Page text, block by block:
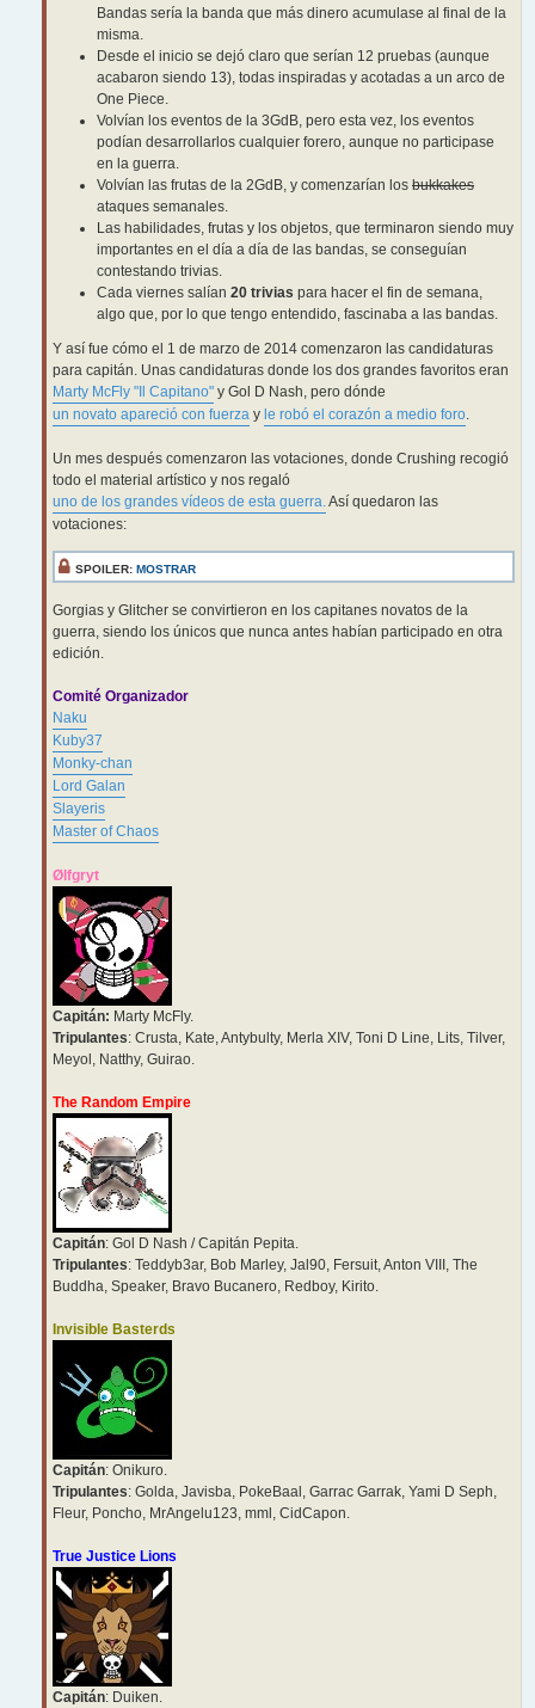
Bandas sería la banda que más dinero acumulase al final de la
misma.
Desde el inicio se dejó claro que serían 12 pruebas (aunque
acabaron siendo 13), todas inspiradas y acotadas a un arco de
One Piece.
Volvían los eventos de la 3GdB, pero esta vez, los eventos
podían desarrollarlos cualquier forero, aunque no participase
en la guerra.
Volvían las frutas de la 2GdB, y comenzarían losbukkakes
ataques semanales.
Las habilidades, frutas y los objetos, que terminaron siendo muy
importantes en el día a día de las bandas, se conseguían
contestando trivias.
Cada viernes salían20 trivias para hacer el fin de semana,
algo que, por lo que tengo entendido, fascinaba a las bandas.
Y así fue cómo el 1 de marzo de 2014 comenzaron las candidaturas
para capitán. Unas candidaturas donde los dos grandes favoritos eran
Marty McFly "Il Capitano" y Gol D Nash, pero dónde
un novato apareció con fuerza y le robó el corazón a medio foro.
Un mes después comenzaron las votaciones, donde Crushing recogió
todo el material artístico y nos regaló
uno de los grandes vídeos de esta guerra.Así quedaron las
votaciones:
SPOILER: MOSTRAR
Gorgias y Glitcher se convirtieron en los capitanes novatos de la
guerra, siendo los únicos que nunca antes habían participado en otra
edición.
Comité Organizador
Naku
Kuby37
Monky-chan
Lord Galan
Slayeris
Master of Chaos
Ølfgryt
Capitán: Marty McFly.
Tripulantes: Crusta, Kate, Antybulty, Merla XIV, Toni D Line, Lits, Tilver,
Meyol, Natthy, Guirao.
The Random Empire
Capitán: Gol D Nash / Capitán Pepita.
Tripulantes: Teddyb3ar, Bob Marley, Jal90, Fersuit, Anton VIII, The
Buddha, Speaker, Bravo Bucanero, Redboy, Kirito.
Invisible Basterds
Capitán: Onikuro.
Tripulantes: Golda, Javisba, PokeBaal, Garrac Garrak, Yami D Seph,
Fleur, Poncho, MrAngelu123, mml, CidCapon.
True Justice Lions
Capitán: Duiken.